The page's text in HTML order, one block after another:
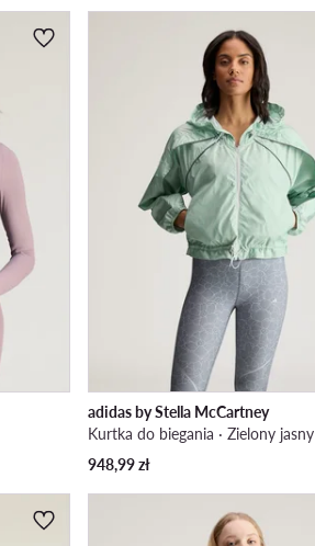
adidas by Stella McCartney
Kurtka do biegania · Zielony jasny
948,99zł